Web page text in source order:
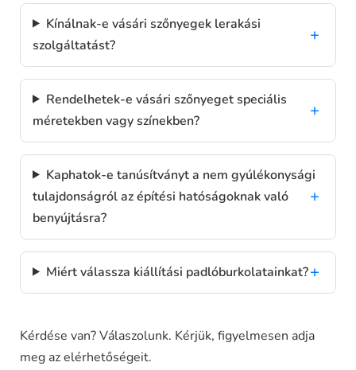
Kínálnak-e vásári szőnyegek lerakási
szolgáltatást?
Rendelhetek-e vásári szőnyeget speciális
méretekben vagy színekben?
Kaphatok-e tanúsítványt a nem gyúlékonysági
tulajdonságról az építési hatóságoknak való
benyújtásra?
Miért válassza kiállítási padlóburkolatainkat?
Kérdése van? Válaszolunk. Kérjük, figyelmesen adja
meg az elérhetőségeit.